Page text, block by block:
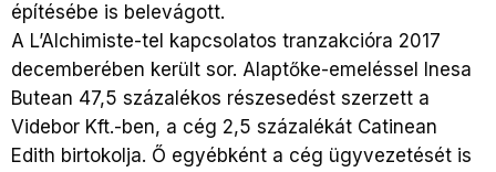
építésébe is belevágott.
A L’Alchimiste-tel kapcsolatos tranzakcióra 2017
decemberében került sor. Alaptőke-emeléssel Inesa
Butean 47,5 százalékos részesedést szerzett a
Videbor Kft.-ben, a cég 2,5 százalékát Catinean
Edith birtokolja. Ő egyébként a cég ügyvezetését is